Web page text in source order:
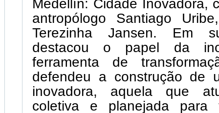
Medellín: Cidade Inovadora,
antropólogo Santiago
Terezinha Jansen. Em
destacou o papel da
ferramenta de
defendeu a construção de
inovadora, aquela que
coletiva e planejada para